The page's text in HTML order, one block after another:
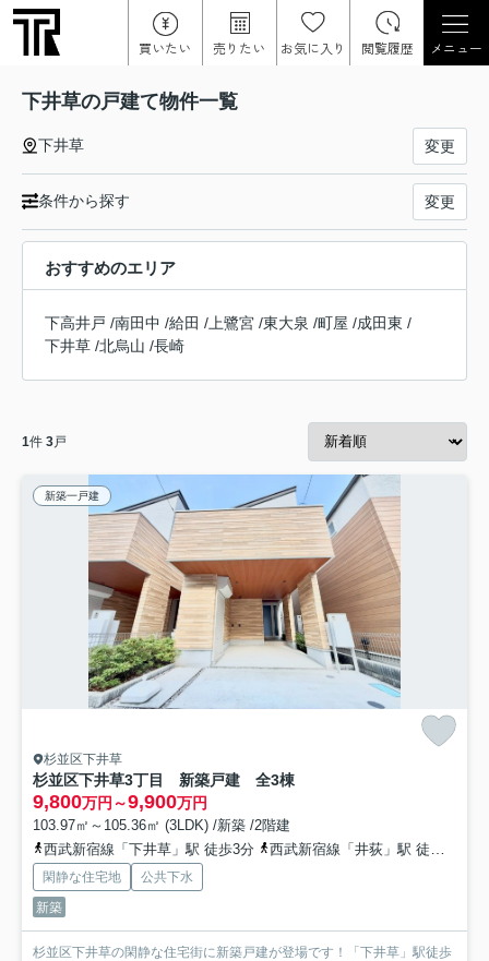
買いたい 売りたい お気に入り 閲覧履歴 メニュー
下井草の戸建て物件一覧
下井草 変更
条件から探す 変更
おすすめのエリア
下高井戸 /南田中 /給田 / 上鷺宮 /東大泉 /町屋 /成田東 /
下井草 /北烏山 /長崎
1件 3戸
新築一戸建
杉並区下井草
杉並区下井草3丁目 新築戸建 全3棟
9,800万円～9,900万円
103.97㎡～105.36㎡ (3LDK) /新築 /2階建
西武新宿線「下井草」駅 徒歩3分
西武新宿線「井荻」駅 徒歩14分
閑静な住宅地
公共下水
新築
杉並区下井草の閑静な住宅街に新築戸建が登場です！「下井草」駅徒歩